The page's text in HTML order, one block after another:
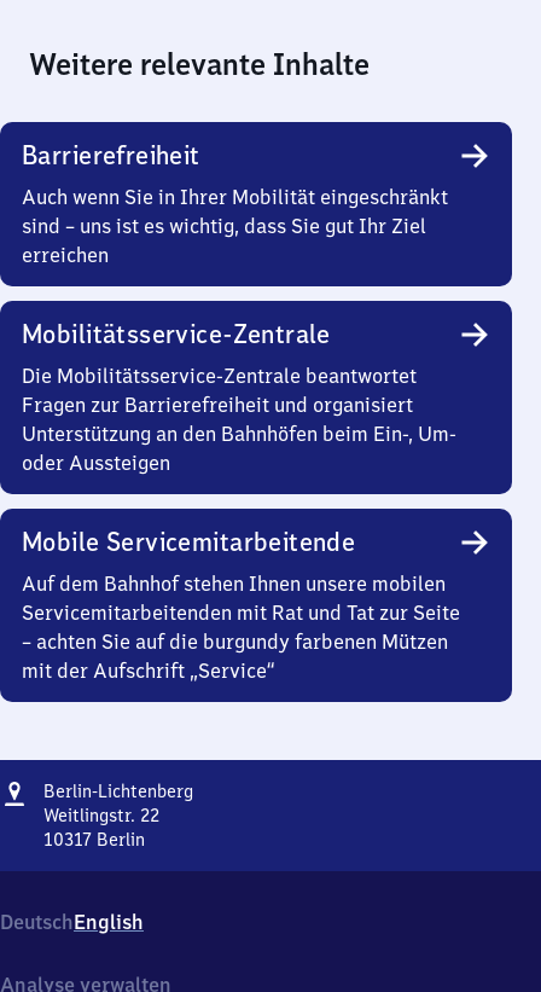
Weitere relevante Inhalte
Barrierefreiheit
Auch wenn Sie in Ihrer Mobilität eingeschränkt
sind – uns ist es wichtig, dass Sie gut Ihr Ziel
erreichen
Mobilitätsservice-Zentrale
Die Mobilitätsservice-Zentrale beantwortet
Fragen zur Barrierefreiheit und organisiert
Unterstützung an den Bahnhöfen beim Ein-, Um-
oder Aussteigen
Mobile Servicemitarbeitende
Auf dem Bahnhof stehen Ihnen unsere mobilen
Servicemitarbeitenden mit Rat und Tat zur Seite
– achten Sie auf die burgundy farbenen Mützen
mit der Aufschrift „Service“
Adresse
Berlin-Lichtenberg
Weitlingstr. 22
10317 Berlin
Weitlingstr.
22,
0
DeutschEnglish
Analyse verwalten